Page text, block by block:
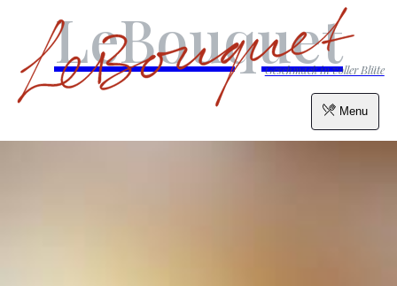
Menu
LeBouquet
Geschmack in voller Blüte